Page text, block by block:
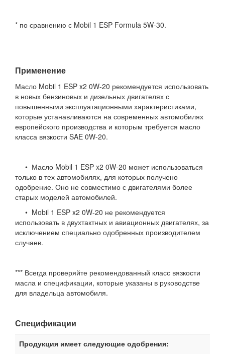
* по сравнению с Mobil 1 ESP Formula 5W-30.
Применение
Масло Mobil 1 ESP x2 0W-20 рекомендуется использовать
в новых бензиновых и дизельных двигателях с
повышенными эксплуатационными характеристиками,
которые устанавливаются на современных автомобилях
европейского производства и которым требуется масло
класса вязкости SAE 0W-20.
• Масло Mobil 1 ESP x2 0W-20 может использоваться
только в тех автомобилях, для которых получено
одобрение. Оно не совместимо с двигателями более
старых моделей автомобилей.
• Mobil 1 ESP x2 0W-20 не рекомендуется
использовать в двухтактных и авиационных двигателях, за
исключением специально одобренных производителем
случаев.
*** Всегда проверяйте рекомендованный класс вязкости
масла и спецификации, которые указаны в руководстве
для владельца автомобиля.
Спецификации
Продукция имеет следующие одобрения: